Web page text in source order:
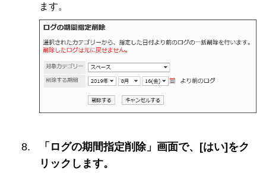
ます。
「ログの期間指定削除」画面で、[はい]をク
リックします。